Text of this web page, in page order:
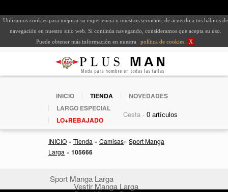
Utilizamos cookies para mejorar su experiencia y nuestros servicios, de acuerdo a tus hábitos de
navegación en nuestro sitio web. Si continúa navegando, consideramos que acepta su uso.
Puede obtener más información en nuestra
política de cookies X
INICIO TIENDA
NOVEDADES
LARGO ESPECIAL
LO+REBAJADO
Cesta -
INICIO » Tienda » Camisas» Sport Manga
Larga » 105666
Sport Manga Larga
Vestir Manga Larga